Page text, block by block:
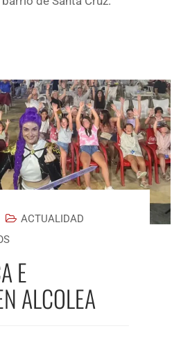
ACTUALIDAD
E
ALCOLEA